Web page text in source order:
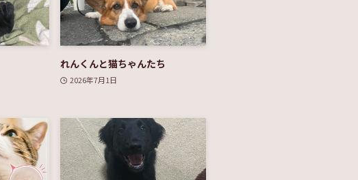
れんくんと猫ちゃんたち
2026年7月1日